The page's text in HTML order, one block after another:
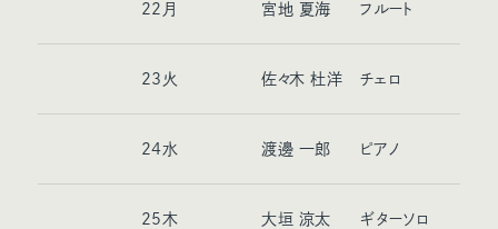
22 月 宮地 夏海 フルート
23 火 佐々木 杜洋 チェロ
24水 渡邊 一郎 ピアノ
25 木 大垣 涼太 ギターソロ